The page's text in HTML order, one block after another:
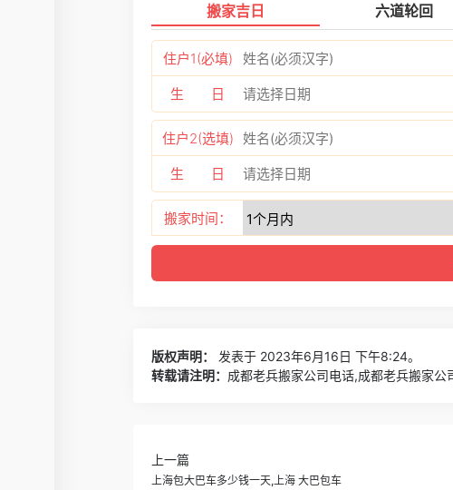
搬家吉日 六道轮回
住户1(必填)
生 日
住户2(选填)
生 日
搬家时间：
版权声明：
发表于 2023年6月16日 下午8:24。
转载请注明： 成都老兵搬家公司电话,成都老兵搬家公
上一篇
上海包大巴车多少钱一天,上海 大巴包车